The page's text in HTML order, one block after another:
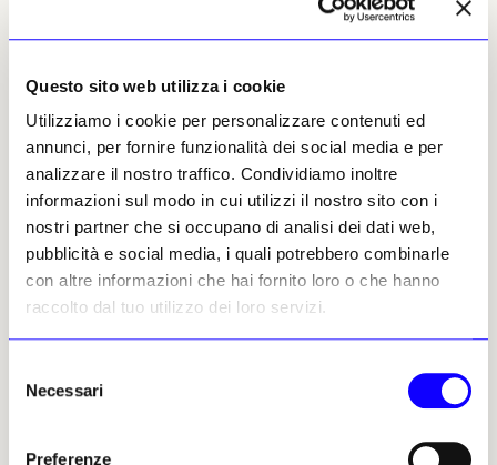
Questo sito web utilizza i cookie
Utilizziamo i cookie per personalizzare contenuti ed
annunci, per fornire funzionalità dei social media e per
analizzare il nostro traffico. Condividiamo inoltre
informazioni sul modo in cui utilizzi il nostro sito con i
nostri partner che si occupano di analisi dei dati web,
pubblicità e social media, i quali potrebbero combinarle
con altre informazioni che hai fornito loro o che hanno
raccolto dal tuo utilizzo dei loro servizi.
delNecessari
Preferenze
2,129,677 KHM-Museumsverband
Vienna 9% 16%
2,112,210 MMCA Seoul Seul 28% 49%
2,104,853 National Gallery Singapore
Singapore 3% 16%
2,004,777 National Galleries Scotland:
National Edimburgo 0% 27%
1,994,052 Acropolis Museum Atene
1,976,313 Gyeongju National Museum
1,867,342 Van Gogh Museum